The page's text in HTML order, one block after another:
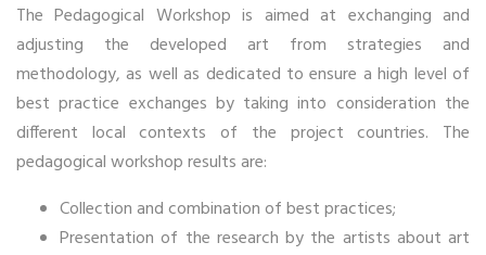
The Pedagogical Workshop is aimed at exchanging and
adjusting the developed art from strategies and
methodology, as well as dedicated to ensure a high level of
best practice exchanges by taking into consideration the
different local contexts of the project countries. The
pedagogical workshop results are:
Collection and combination of best practices;
Presentation of the research by the artists about art